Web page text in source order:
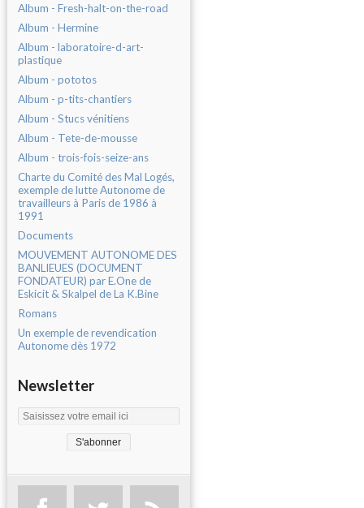
Album - Fresh-halt-on-the-road
Album - Hermine
Album - laboratoire-d-art-
plastique
Album - pototos
Album - p-tits-chantiers
Album - Stucs vénitiens
Album - Tete-de-mousse
Album - trois-fois-seize-ans
Charte du Comité des Mal Logés,
exemple de lutte Autonome de
travailleurs à Paris de 1986 à
1991
Documents
MOUVEMENT AUTONOME DES
BANLIEUES (DOCUMENT
FONDATEUR) par E.One de
Eskicit & Skalpel de La K.Bine
Romans
Un exemple de revendication
Autonome dès 1972
Newsletter